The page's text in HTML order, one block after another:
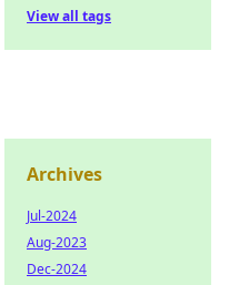
View all tags
Archives
Jul-2024
Aug-2023
Dec-2024